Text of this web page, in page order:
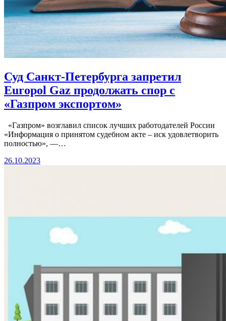
Суд Санкт-Петербурга запретил
Europol Gaz продолжать спор с
«Газпром экспортом»
«Газпром» возглавил список лучших работодателей России
«Информация о принятом судебном акте – иск удовлетворить
полностью», —…
26.10.2023